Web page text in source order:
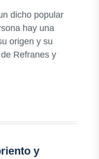
dicho popular
hay una
origen y su
Refranes y
y